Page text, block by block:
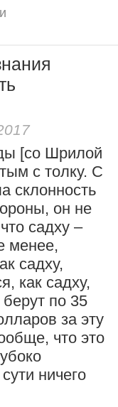
2008
Наду,
2008
2: Хвала
2024|
США
[со Шрилой
с толку. С
склонность
он не
садху –
менее,
садху,
как садху,
по 35
за эту
что это
ничего
и
данные
к Господу
2026
|RuTube
версий